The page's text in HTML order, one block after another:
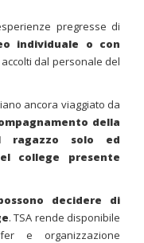
pregresse di
individuale o con
dal personale del
ancora viaggiato da
della
ragazzo solo ed
college presente
decidere di
. TSA rende disponibile
e organizzazione